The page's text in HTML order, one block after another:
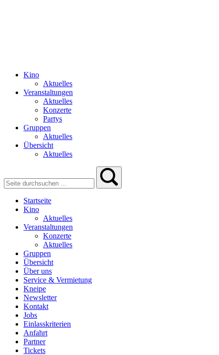
Kino
Aktuelles
Veranstaltungen
Aktuelles
Konzerte
Partys
Gruppen
Aktuelles
Übersicht
Aktuelles
Startseite
Kino
Aktuelles
Veranstaltungen
Konzerte
Aktuelles
Gruppen
Übersicht
Über uns
Service & Vermietung
Kneipe
Newsletter
Kontakt
Jobs
Einlasskriterien
Anfahrt
Partner
Tickets